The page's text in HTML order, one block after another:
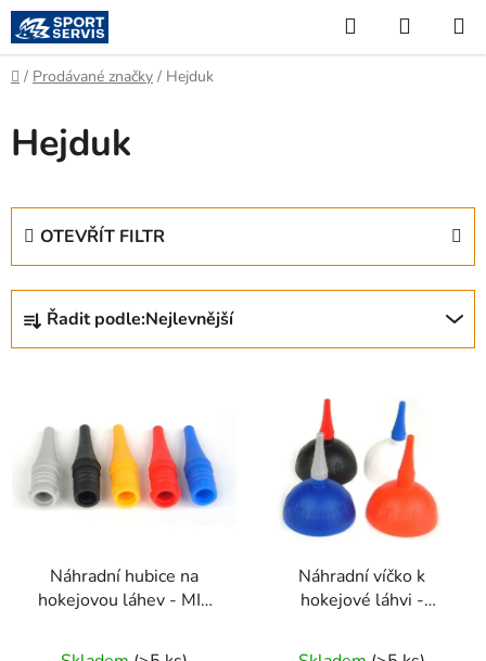
Přejít
na
obsah
Hledat
KOŠÍK
Domů
/ Prodávané značky / Hejduk
Hejduk
OTEVŘÍT FILTR
Ř
z
r
Řadit podle:Nejlevnější
Náhradní hubice na
hokejovou láhev - MIX
Náhradní víčko k
hokejové láhvi -